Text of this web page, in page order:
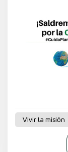
Vivir la misión